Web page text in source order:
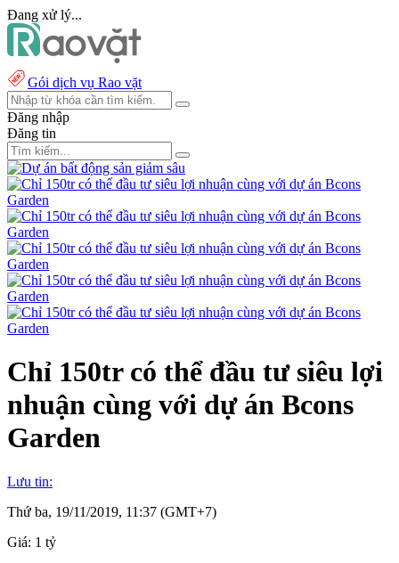
Đang xử lý...
Gói dịch vụ Rao vặt
Đăng nhập
Đăng tin
Chỉ 150tr có thể đầu tư siêu lợi
nhuận cùng với dự án Bcons
Garden
Lưu tin:
Thứ ba, 19/11/2019, 11:37 (GMT+7)
Giá: 1 tỷ